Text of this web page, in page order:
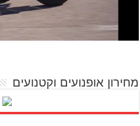
מחירון אופנועים וקטנועים